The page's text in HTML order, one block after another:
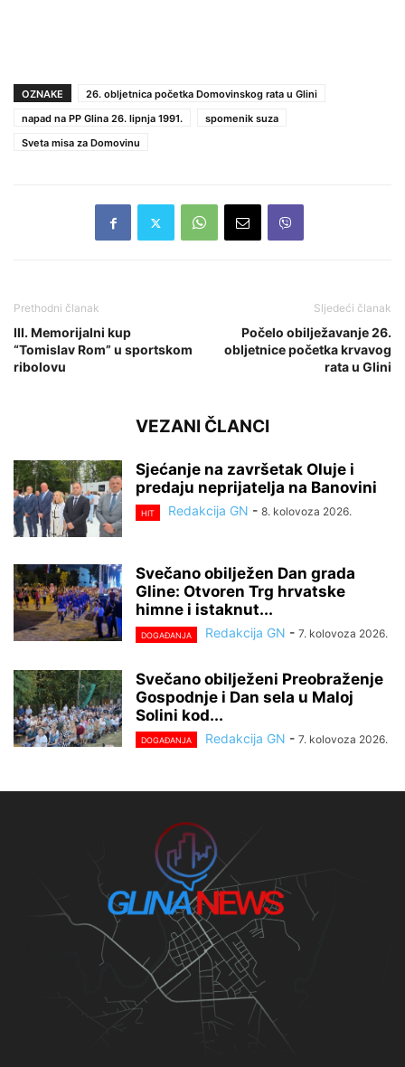
OZNAKE
26. obljetnica početka Domovinskog rata u Glini
napad na PP Glina 26. lipnja 1991.
spomenik suza
Sveta misa za Domovinu
Prethodni članak
III. Memorijalni kup
“Tomislav Rom” u sportskom
ribolovu
Sljedeći članak
Počelo obilježavanje 26.
obljetnice početka krvavog
rata u Glini
VEZANI ČLANCI
Sjećanje na završetak Oluje i
predaju neprijatelja na Banovini
HIT Redakcija GN - 8. kolovoza 2026.
Svečano obilježen Dan grada
Gline: Otvoren Trg hrvatske
himne i istaknut...
DOGAĐANJA Redakcija GN - 7. kolovoza 2026.
Svečano obilježeni Preobraženje
Gospodnje i Dan sela u Maloj
Solini kod...
DOGAĐANJA Redakcija GN - 7. kolovoza 2026.